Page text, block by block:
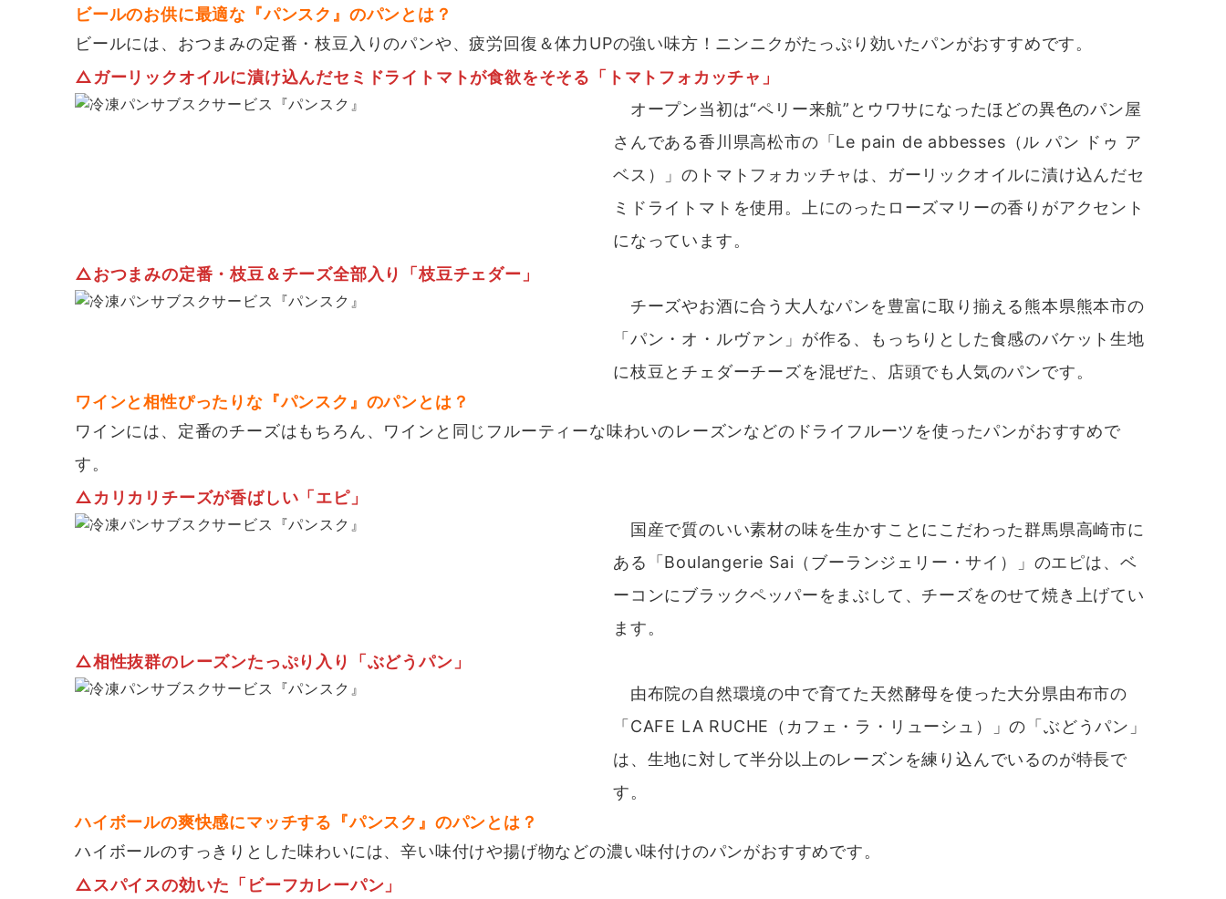
ビールのお供に最適な『パンスク』のパンとは？
ビールには、おつまみの定番・枝豆入りのパンや、疲労回復＆体力UPの強い味方！ニンニクがたっぷり効いたパンがおすすめです。
△ガーリックオイルに漬け込んだセミドライトマトが食欲をそそる「トマトフォカッチャ」
オープン当初は“ペリー来航”とウワサになったほどの異色のパン屋
さんである香川県高松市の「Le pain de abbesses（ル パン ドゥ ア
ベス）」のトマトフォカッチャは、
ガーリックオイルに漬け込んだセ
ミドライトマトを使用。上にのったローズマリーの香りがアクセント
になっています。
△おつまみの定番・枝豆＆チーズ全部入り「枝豆チェダー」
チーズやお酒に合う大人なパンを豊富に取り揃える熊本県熊本市の
「パン・オ・ルヴァン」が作る、
もっちりとした食感のバケット生地
に枝豆とチェダーチーズを混ぜた 、店頭でも人気のパンです。
ワインと相性ぴったりな『パンスク』のパンとは？
ワインには、定番のチーズはもちろん、ワインと同じフルーティーな味わいのレーズンなどのドライフルーツを使ったパンがおすすめで
す。
△カリカリチーズが香ばしい「エピ」
国産で質のいい素材の味を生かすことにこだわった群馬県高崎市に
ある「Boulangerie Sai（ブーランジェリー・サイ）」のエピは、 ベ
ーコンにブラックペッパーをまぶして、チーズをのせて焼き上げてい
ます。
△相性抜群のレーズンたっぷり入り「ぶどうパン」
由布院の自然環境の中で育てた天然酵母を使った大分県由布市の
「CAFE LA RUCHE（カフェ・ラ・リューシュ）」の「ぶどうパン」
は、 生地に対して半分以上のレーズンを練り込んでいるのが特長で
す。
ハイボールの爽快感にマッチする『パンスク』のパンとは？
ハイボールのすっきりとした味わいには、辛い味付けや揚げ物などの濃い味付けのパンがおすすめです。
△スパイスの効いた「ビーフカレーパン」